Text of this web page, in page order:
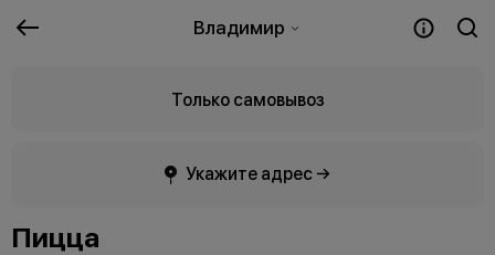
Владимир
Только самовывоз
Укажите адрес →
Пицца